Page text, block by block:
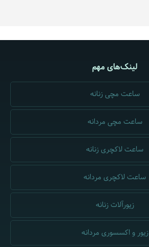
لینک‌های مهم
ساعت مچی زنانه
ساعت مچی مردانه
ساعت لاکچری زنانه
ساعت لاکچری مردانه
زیورآلات زنانه
زیور و اکسسوری مردانه